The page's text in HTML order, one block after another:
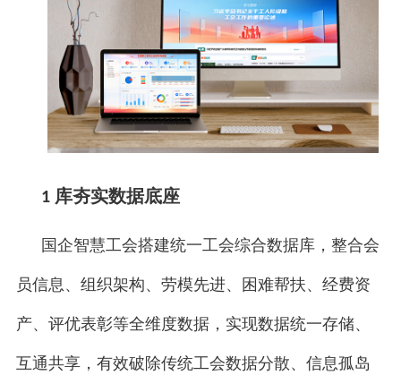
1 库夯实数据底座
国企智慧工会搭建统一工会综合数据库，整合会
员信息、组织架构、劳模先进、困难帮扶、经费资
产、评优表彰等全维度数据，实现数据统一存储、
互通共享，有效破除传统工会数据分散、信息孤岛